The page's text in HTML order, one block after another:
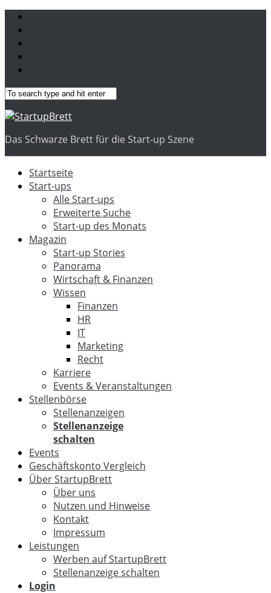
Das Schwarze Brett für die Start-up Szene
Startseite
Start-ups
Alle Start-ups
Erweiterte Suche
Start-up des Monats
Magazin
Start-up Stories
Panorama
Wirtschaft & Finanzen
Wissen
Finanzen
HR
IT
Marketing
Recht
Karriere
Events & Veranstaltungen
Stellenbörse
Stellenanzeigen
Stellenanzeige
schalten
Events
Geschäftskonto Vergleich
Über StartupBrett
Über uns
Nutzen und Hinweise
Kontakt
Impressum
Leistungen
Werben auf StartupBrett
Stellenanzeige schalten
Login